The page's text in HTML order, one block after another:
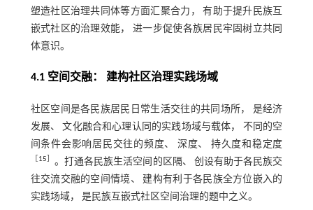
塑造社区治理共同体等方面汇聚合力， 有助于提升民族互
嵌式社区的治理效能， 进一步促使各族居民牢固树立共同
体意识。
4.1 空间交融： 建构社区治理实践场域
社区空间是各民族居民日常生活交往的共同场所， 是经济
发展、 文化融合和心理认同的实践场域与载体， 不同的空
间条件会影响居民交往的频度、 深度、 持久度和稳定度
15
。打通各民族生活空间的区隔、 创设有助于各民族交
往交流交融的空间情境、 建构有利于各民族全方位嵌入的
实践场域， 是民族互嵌式社区空间治理的题中之义。